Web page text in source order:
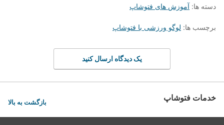
دسته ها: آموزش های فتوشاپ
برچسب ها: لوگو ورزشی با فتوشاپ
یک دیدگاه ارسال کنید
خدمات فتوشاپ بازگشت به بالا